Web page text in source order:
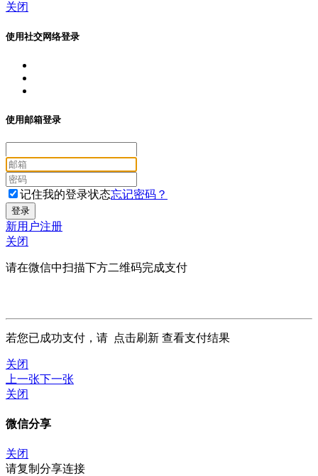
关闭
使用社交网络登录
使用邮箱登录
记住我的登录状态忘记密码？
新用户注册
关闭
请在微信中扫描下方二维码完成支付
若您已成功支付，请 点击刷新 查看支付结果
关闭
上一张下一张
关闭
微信分享
关闭
请复制分享连接